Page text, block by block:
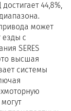
44,8%,
может
езды с
SERES
высшая
системы